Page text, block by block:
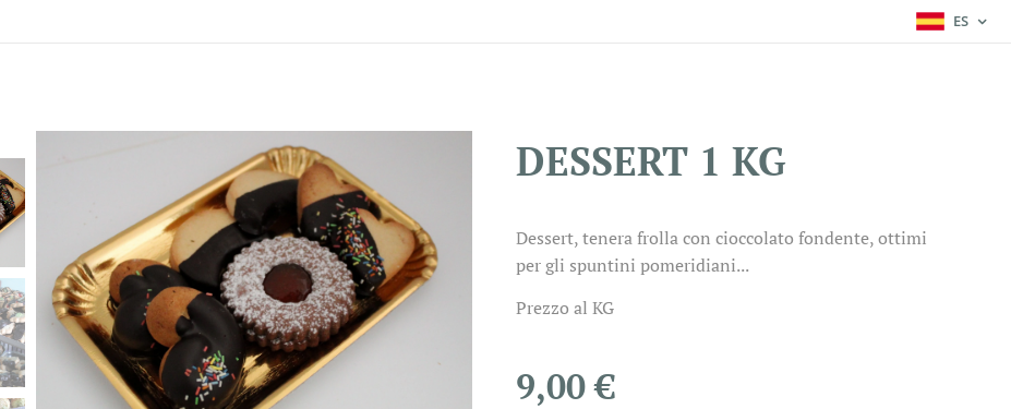
ES
DESSERT 1 KG
Dessert, tenera frolla con cioccolato fondente, ottimi
per gli spuntini pomeridiani...
Prezzo al KG
9,00€